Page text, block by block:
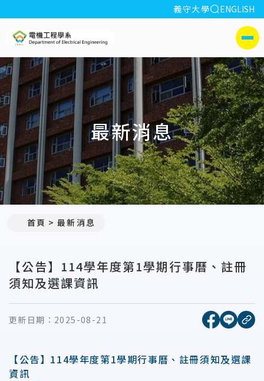
:::
義守大學 全站搜索
ENGLISH
側選單
最新消息
首頁 最新消息
【公告】114學年度第1學期行事曆、註冊
須知及選課資訊
更新日期： 2025-08-21 [另開新
[另開
複
【公告】114學年度第1學期行事曆、註冊須知及選課
資訊